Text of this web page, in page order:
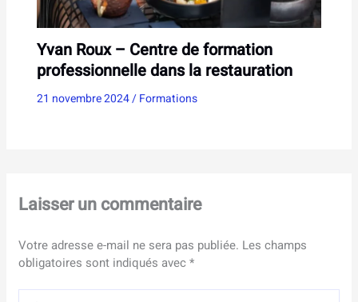
Yvan Roux – Centre de formation
professionnelle dans la restauration
21 novembre 2024/Formations
Laisser un commentaire
Votre adresse e-mail ne sera pas publiée. Les champs
obligatoires sont indiqués avec*